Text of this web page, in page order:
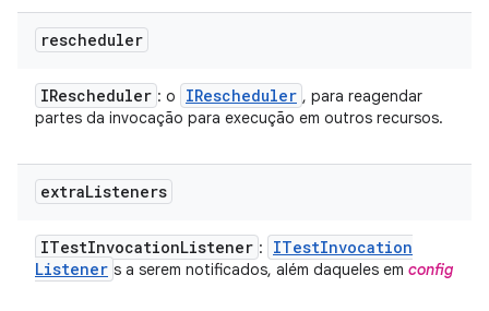
rescheduler
IRescheduler : o IRescheduler , para reagendar
partes da invocação para execução em outros recursos.
extraListeners
ITestInvocationListener : ITestInvocation
Listener s a serem notificados, além daqueles em config